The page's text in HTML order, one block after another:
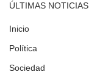
ÚLTIMAS NOTICIAS
Inicio
Política
Sociedad